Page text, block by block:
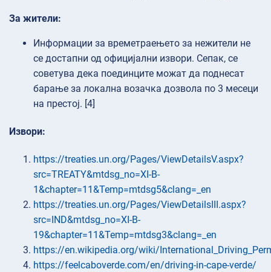
За жители:
Информации за времетраењето за нежители не
се достапни од официјални извори. Сепак, се
советува дека поединците можат да поднесат
барање за локална возачка дозвола по 3 месеци
на престој. [4]
Извори:
https://treaties.un.org/Pages/ViewDetailsV.aspx?
src=TREATY&mtdsg_no=XI-B-
1&chapter=11&Temp=mtdsg5&clang=_en
https://treaties.un.org/Pages/ViewDetailsIII.aspx?
src=IND&mtdsg_no=XI-B-
19&chapter=11&Temp=mtdsg3&clang=_en
https://en.wikipedia.org/wiki/
https://feelcaboverde.com/en/driving-in-cape-verde/